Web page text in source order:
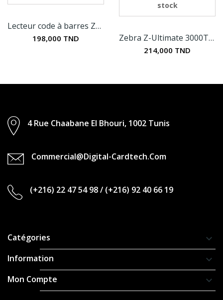
Lecteur code à barres Zebra LS1203
198,000 TND
stock
Zebra Z-Ultimate 3000T - Etiquettes en...
214,000 TND
4 Rue Chaabane El Bhouri, 1002 Tunis
Commercial@digital-Cardtech.com
(+216) 22 47 54 98/ (+216) 92 40 66 19
Catégories keyboard_arrow_down
Information keyboard_arrow_down
Mon Compte keyboard_arrow_down